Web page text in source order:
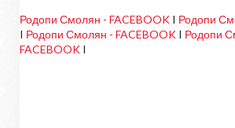
Родопи Смолян - FACEBOOK I Родопи
I Родопи Смолян - FACEBOOK I Родопи
FACEBOOK I